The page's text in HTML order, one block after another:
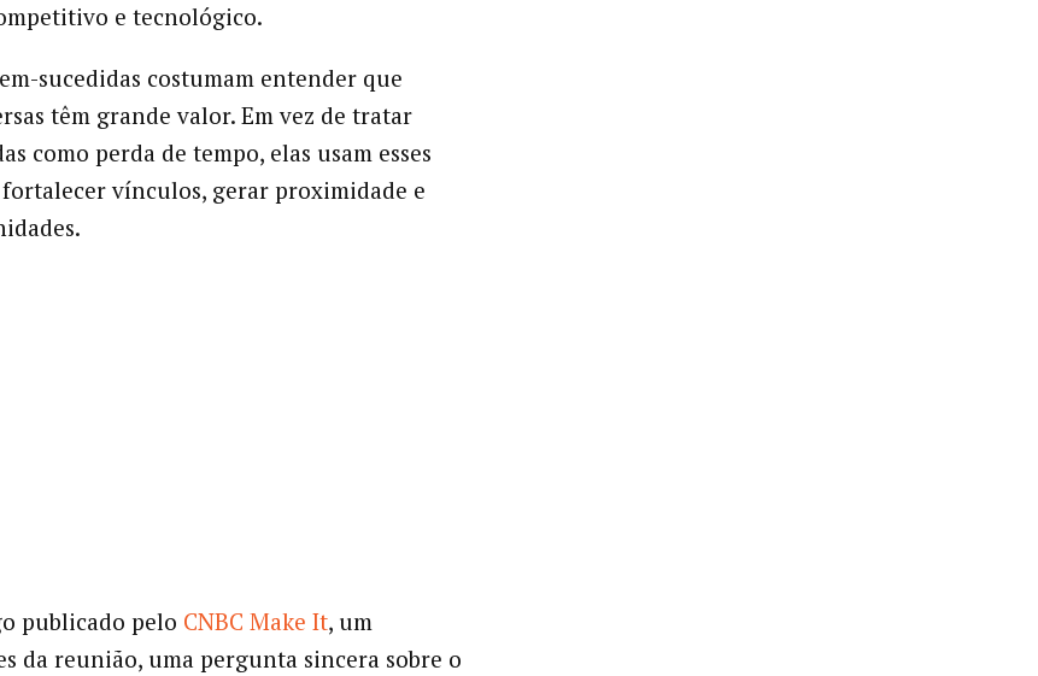
e tecnológico.
sucedidas costumam entender que
têm grande valor. Em vez de tratar
como perda de tempo, elas usam esses
vínculos, gerar proximidade e
publicado pelo CNBC Make It, um
da reunião, uma pergunta sincera sobre o